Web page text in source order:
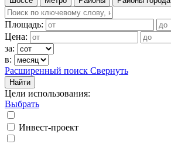
Площадь:
Цена:
за:
в:
Расширенный поиск Свернуть
Найти
Цели использования:
Выбрать
Инвест-проект